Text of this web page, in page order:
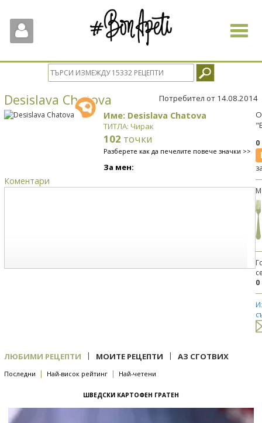
Toggle
Desislava Chatova Потребител от 14.08.2014
Име: Desislava Chatova
ТИТЛА: Чирак
102 точки
Разберете как да печелите повече значки >>
За мен:
Коментари
0
ЛЮБИМИ РЕЦЕПТИ | МОИТЕ РЕЦЕПТИ | АЗ СГОТВИХ
Последни | Най-висок рейтинг | Най-четени
ШВЕДСКИ КАРТОФЕН ГРАТЕН